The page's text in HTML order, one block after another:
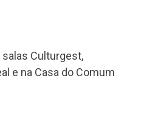
Culturgest,
e na Casa do Comum